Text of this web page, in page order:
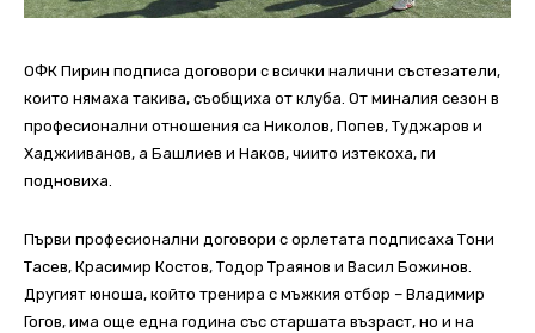
ОФК Пирин подписа договори с всички налични състезатели,
които нямаха такива, съобщиха от клуба. От миналия сезон в
професионални отношения са Николов, Попев, Туджаров и
Хаджииванов, а Башлиев и Наков, чиито изтекоха, ги
подновиха.
Първи професионални договори с орлетата подписаха Тони
Тасев, Красимир Костов, Тодор Траянов и Васил Божинов.
Другият юноша, който тренира с мъжкия отбор – Владимир
Гогов, има още една година със старшата възраст, но и на